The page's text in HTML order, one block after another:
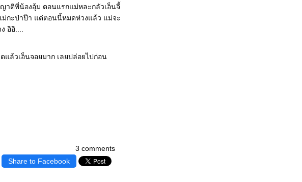
าติพี่น้องอุ้ม ตอนแรกแม่หละกลัวเอ็นจี้
ม่กะป่าป๊า แต่ตอนนี้หมดห่วงแล้ว แม่จะ
อิอิ....
แล้วเอ็นจอยมาก เลยปล่อยไปก่อน
3 comments
Share to Facebook